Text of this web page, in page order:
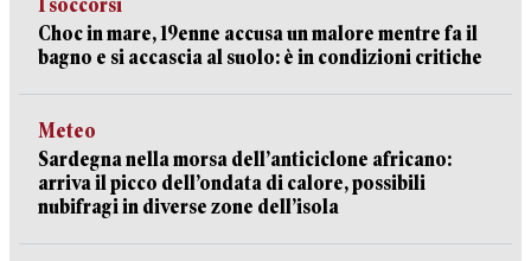
I soccorsi
Choc in mare, 19enne accusa un malore mentre fa il
bagno e si accascia al suolo: è in condizioni critiche
Meteo
Sardegna nella morsa dell’anticiclone africano:
arriva il picco dell’ondata di calore, possibili
nubifragi in diverse zone dell’isola